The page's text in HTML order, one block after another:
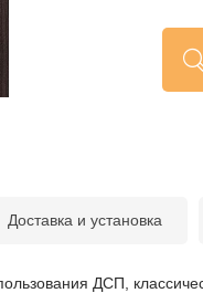
Доставка и установка
ДСП,